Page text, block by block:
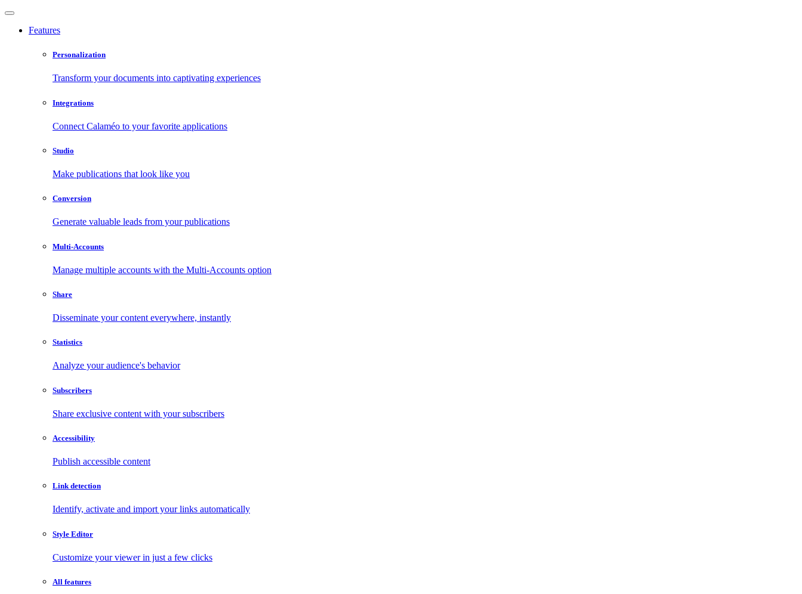
Features
Personalization
Transform your documents into captivating experiences
Integrations
Connect Calaméo to your favorite applications
Studio
Make publications that look like you
Conversion
Generate valuable leads from your publications
Multi-Accounts
Manage multiple accounts with the Multi-Accounts option
Share
Disseminate your content everywhere, instantly
Statistics
Analyze your audience's behavior
Subscribers
Share exclusive content with your subscribers
Accessibility
Publish accessible content
Link detection
Identify, activate and import your links automatically
Style Editor
Customize your viewer in just a few clicks
All features